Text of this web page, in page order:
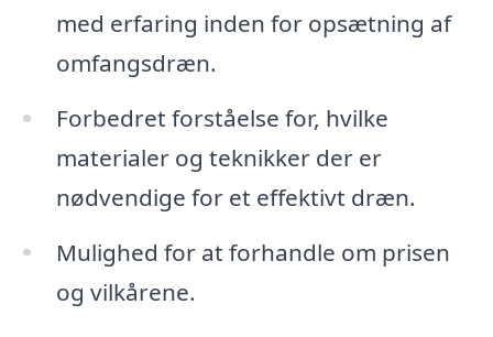
med erfaring inden for opsætning af
omfangsdræn.
Forbedret forståelse for, hvilke
materialer og teknikker der er
nødvendige for et effektivt dræn.
Mulighed for at forhandle om prisen
og vilkårene.